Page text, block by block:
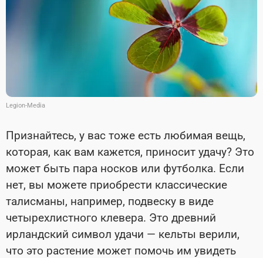
Legion-Media
Признайтесь, у вас тоже есть любимая вещь,
которая, как вам кажется, приносит удачу? Это
может быть пара носков или футболка. Если
нет, вы можете приобрести классические
талисманы, например, подвеску в виде
четырехлистного клевера. Это древний
ирландский символ удачи — кельты верили,
что это растение может помочь им увидеть